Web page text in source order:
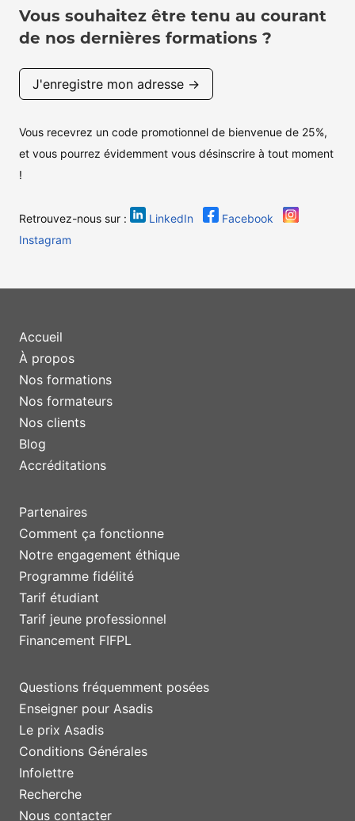
Vous souhaitez être tenu au courant
de nos dernières formations ?
J'enregistre mon adresse →
Vous recevrez un code promotionnel de bienvenue de 25%,
et vous pourrez évidemment vous désinscrire à tout moment
!
Retrouvez-nous sur : LinkedIn
Facebook
Instagram
Accueil
À propos
Nos formations
Nos formateurs
Nos clients
Blog
Accréditations
Partenaires
Comment ça fonctionne
Notre engagement éthique
Programme fidélité
Tarif étudiant
Tarif jeune professionnel
Financement FIFPL
Questions fréquemment posées
Enseigner pour Asadis
Le prix Asadis
Conditions Générales
Infolettre
Recherche
Nous contacter